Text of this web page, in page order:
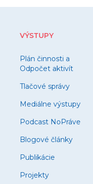
VÝSTUPY
Plán činnosti a
Odpočet aktivít
Tlačové správy
Mediálne výstupy
Podcast NoPráve
Blogové články
Publikácie
Projekty